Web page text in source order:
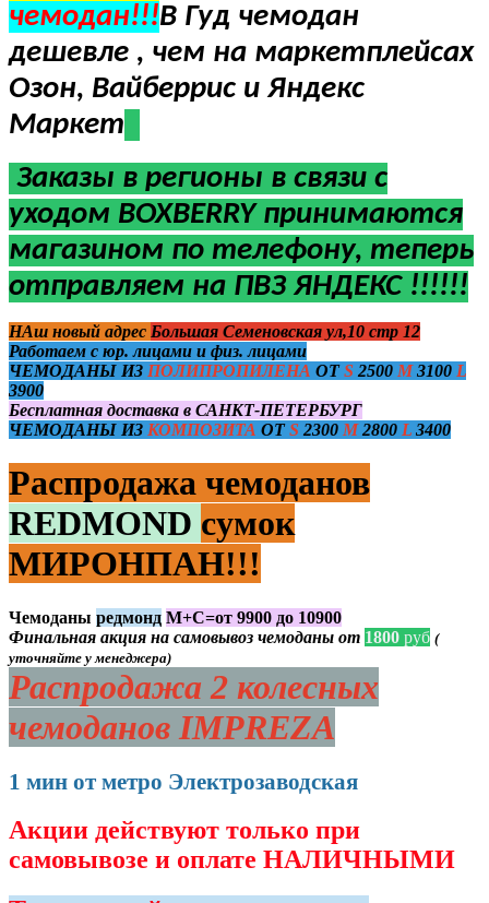
чемодан!!!В Гуд чемодан
дешевле , чем на маркетплейсах
Озон, Вайберрис и Яндекс
Маркет
Заказы в регионы в связи с
уходом BOXBERRYпринимаются
магазином по телефону, теперь
отправляем на ПВЗ ЯНДЕКС !!!!!!
НАш новый адрес Большая Семеновская ул,10 стр 12
Работаем с юр. лицами и физ. лицами
ЧЕМОДАНЫ ИЗ ПОЛИПРОПИЛЕНА ОТS 2500 M3100 L
3900
Бесплатная доставка в САНКТ-ПЕТЕРБУРГ
ЧЕМОДАНЫ ИЗ КОМПОЗИТА ОТS 2300 M2800 L 3400
Распродажа чемоданов
REDMOND сумок
МИРОНПАН!!!
Чемоданы редмонд М+С=от 9900 до 10900
Финальная акция на самовывоз чемоданы от 1800 руб (
уточняйте у менеджера)
Распродажа 2 колесных
чемоданов IMPREZA
1 мин от метро Электрозаводская
Акции действуют только при
самовывозе и оплате НАЛИЧНЫМИ